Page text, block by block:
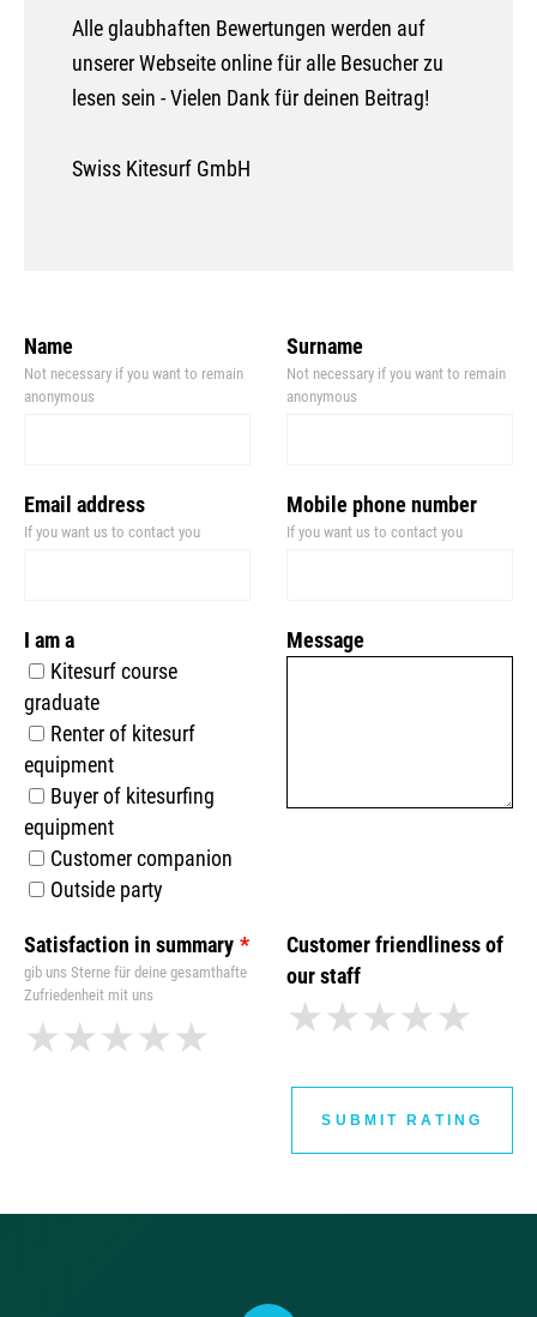
Leave
this
field
Name
Not necessary if you want to remain
anonymous
Surname
Not necessary if you want to remain
anonymous
Email address
If you want us to contact you
Mobile phone number
If you want us to contact you
I am a
Kitesurf course
graduate
Renter of kitesurf
equipment
Buyer of kitesurfing
equipment
Customer companion
Outside party
Message
Satisfaction in summary
gib uns Sterne für deine gesamthafte
Zufriedenheit mit uns
Customer friendliness of
our staff
SUBMIT RATING
Alle glaubhaften Bewertungen werden auf
unserer Webseite online für alle Besucher zu
lesen sein - Vielen Dank für deinen Beitrag!
Swiss Kitesurf GmbH